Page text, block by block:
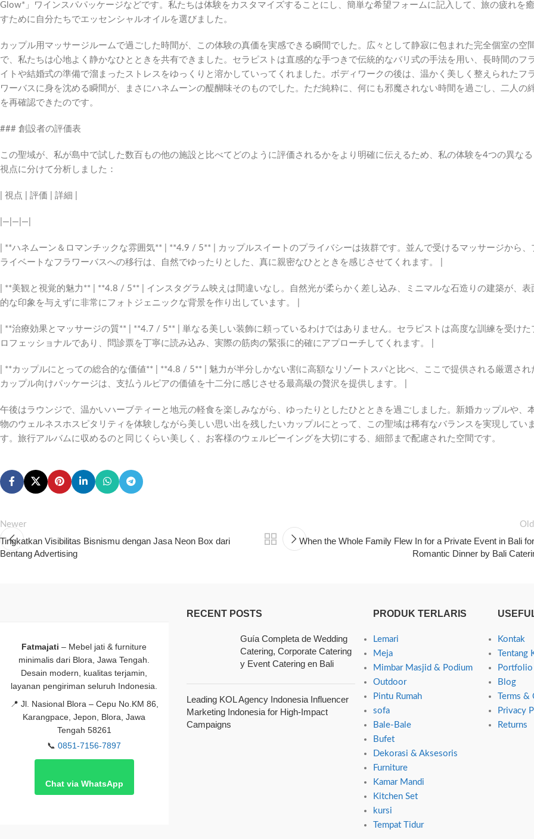
Glow*」ワインスパパッケージなどです。私たちは体験をカスタマイズすることにし、簡単な希望フォームに記入して、旅の疲れを癒
すために自分たちでエッセンシャルオイルを選びました。
カップル用マッサージルームで過ごした時間が、この体験の真価を実感できる瞬間でした。広々として静寂に包まれた完全個室の空
で、私たちは心地よく静かなひとときを共有できました。セラピストは直感的な手つきで伝統的なバリ式の手法を用い、長時間のフ
イトや結婚式の準備で溜まったストレスをゆっくりと溶かしていってくれました。ボディワークの後は、温かく美しく整えられたフ
ワーバスに身を沈める瞬間が、まさにハネムーンの醍醐味そのものでした。ただ純粋に、何にも邪魔されない時間を過ごし、二人の
を再確認できたのです。
### 創設者の評価表
この聖域が、私が島中で試した数百もの他の施設と比べてどのように評価されるかをより明確に伝えるため、私の体験を4つの異なる
視点に分けて分析しました：
| 視点 | 評価 | 詳細 |
|—|—|—|
| **ハネムーン＆ロマンチックな雰囲気** | **4.9 / 5** | カップルスイートのプライバシーは抜群です。並んで受けるマッサージから、
ライベートなフラワーバスへの移行は、自然でゆったりとした、真に親密なひとときを感じさせてくれます。 |
| **美観と視覚的魅力** | **4.8 / 5** | インスタグラム映えは間違いなし。自然光が柔らかく差し込み、ミニマルな石造りの建築が、表
的な印象を与えずに非常にフォトジェニックな背景を作り出しています。 |
| **治療効果とマッサージの質** | **4.7 / 5** | 単なる美しい装飾に頼っているわけではありません。セラピストは高度な訓練を受けた
ロフェッショナルであり、問診票を丁寧に読み込み、実際の筋肉の緊張に的確にアプローチしてくれます。 |
| **カップルにとっての総合的な価値** | **4.8 / 5** | 魅力が半分しかない割に高額なリゾートスパと比べ、ここで提供される厳選され
カップル向けパッケージは、支払うルピアの価値を十二分に感じさせる最高級の贅沢を提供します。 |
午後はラウンジで、温かいハーブティーと地元の軽食を楽しみながら、ゆったりとしたひとときを過ごしました。新婚カップルや、
物のウェルネスホスピタリティを体験しながら美しい思い出を残したいカップルにとって、この聖域は稀有なバランスを実現していま
す。旅行アルバムに収めるのと同じくらい美しく、お客様のウェルビーイングを大切にする、細部まで配慮された空間です。
Newer
Tingkatkan Visibilitas Bisnismu dengan Jasa Neon Box dari
Bentang Advertising
When the Whole Family Flew In for a Private Event in Bali
Romantic Dinner by Bali
Fatmajati – Mebel jati & furniture
minimalis dari Blora, Jawa Tengah.
Desain modern, kualitas terjamin,
layanan pengiriman seluruh Indonesia.
📍 Jl. Nasional Blora – Cepu No.KM 86,
Karangpace, Jepon, Blora, Jawa
Tengah 58261
📞0851-7156-7897
Chat via WhatsApp
RECENT POSTS
Guía Completa de Wedding
Catering, Corporate Catering
y Event Catering en Bali
Leading KOL Agency Indonesia Influencer
Marketing Indonesia for High-Impact
Campaigns
PRODUK TERLARIS
Lemari
Meja
Mimbar Masjid & Podium
Outdoor
Pintu Rumah
sofa
Bale-Bale
Bufet
Dekorasi & Aksesoris
Furniture
Kamar Mandi
Kitchen Set
kursi
Tempat Tidur
Kontak
Tentang
Portfolio
Blog
Terms
Privacy
Returns